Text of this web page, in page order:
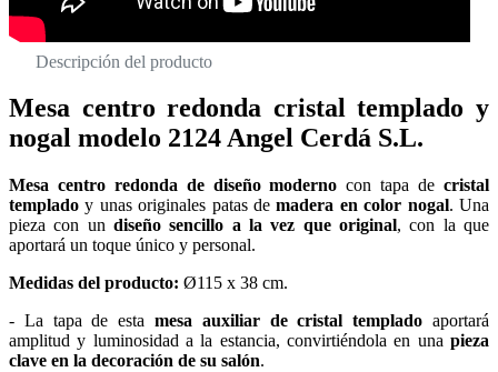
Descripción del producto
Mesa centro redonda cristal templado y
nogal modelo 2124 Angel Cerdá S.L.
Mesa centro redonda de diseño moderno con tapa decristal
templado y unas originales patas demadera en color nogal. Una
pieza con un diseño sencillo a la vez que original, con la que
aportará un toque único y personal.
Medidas del producto: Ø115 x 38 cm.
- La tapa de esta mesa auxiliar de cristal templado aportará
amplitud y luminosidad a la estancia, convirtiéndola en una pieza
clave en la decoración de su salón.